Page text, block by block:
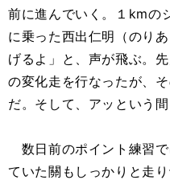
前に進んでいく。１kmの
に乗った西出仁明（のり
げるよ」と、声が飛ぶ。
の変化走を行なったが、
だ。そして、アッという
数日前のポイント練習
ていた關もしっかりと走